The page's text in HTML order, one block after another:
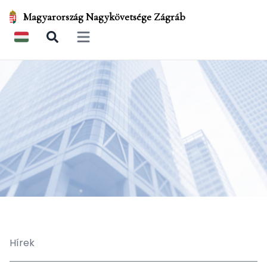
Magyarország Nagykövetsége Zágráb
Open main menu
Hírek